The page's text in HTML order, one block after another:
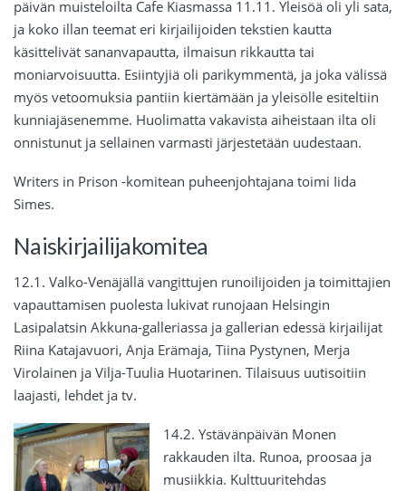
päivän muisteloilta Cafe Kiasmassa 11.11. Yleisöä oli yli sata,
ja koko illan teemat eri kirjailijoiden tekstien kautta
käsittelivät sananvapautta, ilmaisun rikkautta tai
moniarvoisuutta. Esiintyjiä oli parikymmentä, ja joka välissä
myös vetoomuksia pantiin kiertämään ja yleisölle esiteltiin
kunniajäsenemme. Huolimatta vakavista aiheistaan ilta oli
onnistunut ja sellainen varmasti järjestetään uudestaan.
Writers in Prison -komitean puheenjohtajana toimi Iida
Simes.
Naiskirjailijakomitea
12.1. Valko-Venäjällä vangittujen runoilijoiden ja toimittajien
vapauttamisen puolesta lukivat runojaan Helsingin
Lasipalatsin Akkuna-galleriassa ja gallerian edessä kirjailijat
Riina Katajavuori, Anja Erämaja, Tiina Pystynen, Merja
Virolainen ja Vilja-Tuulia Huotarinen. Tilaisuus uutisoitiin
laajasti, lehdet ja tv.
14.2. Ystävänpäivän Monen
rakkauden ilta. Runoa, proosaa ja
musiikkia. Kulttuuritehdas